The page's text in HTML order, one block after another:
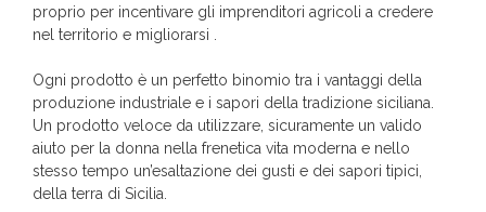
proprio per incentivare gli imprenditori agricoli a credere
nel territorio e migliorarsi .
Ogni prodotto è un perfetto binomio tra i vantaggi della
produzione industriale e i sapori della tradizione siciliana.
Un prodotto veloce da utilizzare, sicuramente un valido
aiuto per la donna nella frenetica vita moderna e nello
stesso tempo un’esaltazione dei gusti e dei sapori tipici,
della terra di Sicilia.